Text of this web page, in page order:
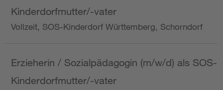
Kinderdorfmutter/-vater
Vollzeit, SOS-Kinderdorf Württemberg, Schorndorf
Erzieherin / Sozialpädagogin (m/w/d) als SOS-
Kinderdorfmutter/-vater